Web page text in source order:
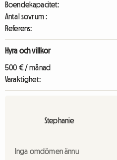
Boendekapacitet:
Antal sovrum :
Referens:
Hyra och villkor
500 € / månad
Varaktighet:
Stephanie
Inga omdömen ännu